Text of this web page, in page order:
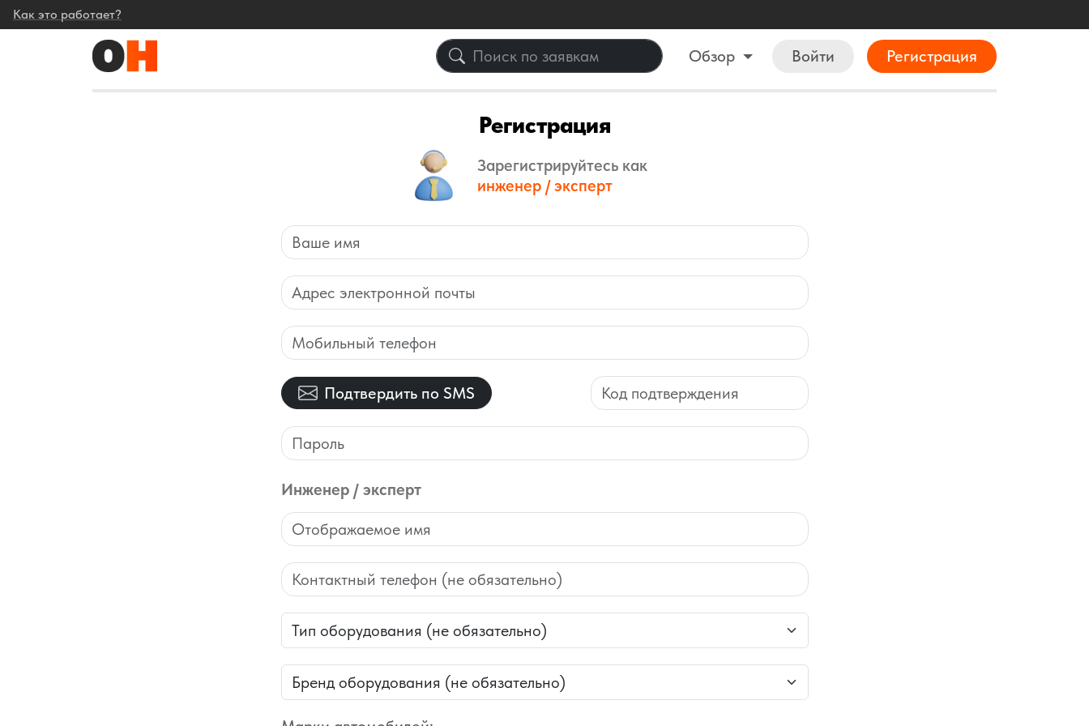
Как это работает?
Обзор Войти Регистрация
Регистрация
Зарегистрируйтесь как
инженер / эксперт
Name
Email
Phone
Подтвердить по SMS
Инженер / эксперт
ContractorName
PhoneBusiness
Тип оборудования
Бренд оборудования